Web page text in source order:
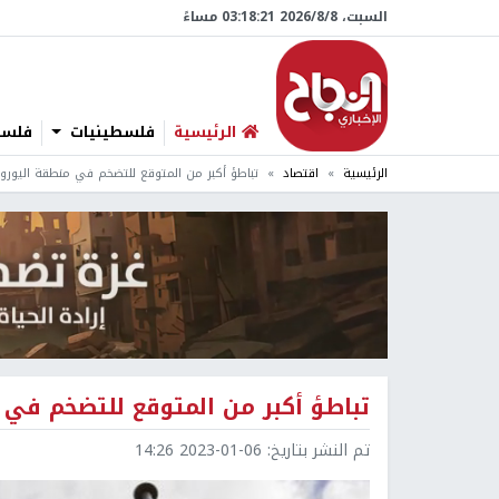
السبت، 8/‏8/‏2026 03:18:22 مساءً
الرئيسية فلسطينيات
الرئيسية اقتصاد تباطؤ أكبر من المتوقع للتضخم في منطقة اليورو
تباطؤ أكبر من المتوقع للتضخم
تم النشر بتاريخ: 2023-01-06 14:26